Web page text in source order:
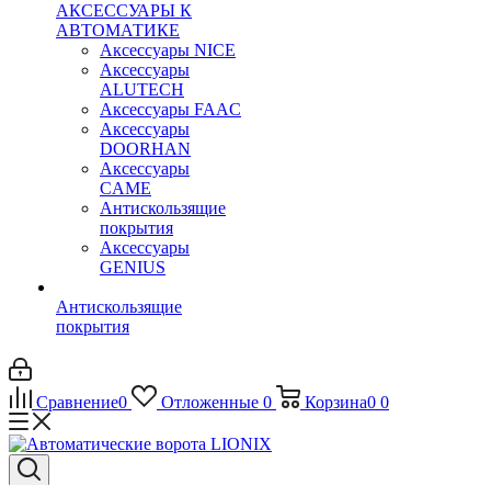
АКСЕССУАРЫ К
АВТОМАТИКЕ
Аксессуары NICE
Аксессуары
ALUTECH
Аксессуары FAAC
Аксессуары
DOORHAN
Аксессуары
CAME
Антискользящие
покрытия
Аксессуары
GENIUS
Антискользящие
покрытия
Сравнение0 Отложенные 0 Корзина0 0